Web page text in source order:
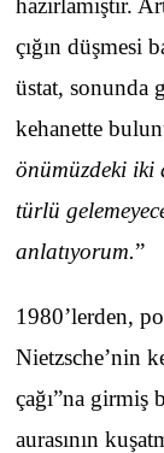
hazırlamıştır.
çığın düşmesi
üstat, sonunda
kehanette
önümüzdeki iki
türlü
anlatıyorum.”
1980’lerden,
Nietzsche’nin
çağı”na girmiş
aurasının